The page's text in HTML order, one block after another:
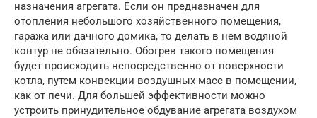
назначения агрегата. Если он предназначен для
отопления небольшого хозяйственного помещения,
гаража или дачного домика, то делать в нем водяной
контур не обязательно. Обогрев такого помещения
будет происходить непосредственно от поверхности
котла, путем конвекции воздушных масс в помещении,
как от печи. Для большей эффективности можно
устроить принудительное обдувание агрегата воздухом